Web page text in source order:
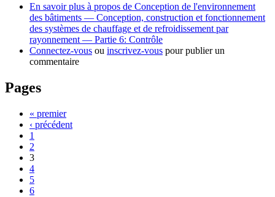
En savoir plus à propos de Conception de l'environnement
des bâtiments — Conception, construction et fonctionnement
des systèmes de chauffage et de refroidissement par
rayonnement — Partie 6: Contrôle
Connectez-vous ou inscrivez-vous pour publier un
commentaire
Pages
« premier
‹ précédent
1
2
3
4
5
6